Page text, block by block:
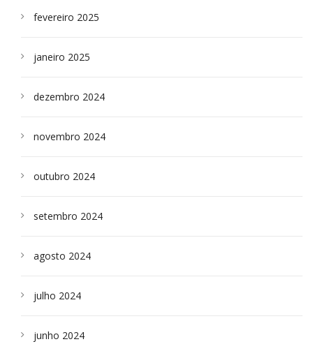
fevereiro 2025
janeiro 2025
dezembro 2024
novembro 2024
outubro 2024
setembro 2024
agosto 2024
julho 2024
junho 2024